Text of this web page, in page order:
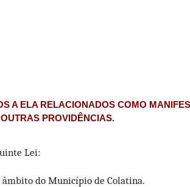
A ELA RELACIONADOS COMO
PROVIDÊNCIAS.
Lei:
âmbito do Município de Colatina.